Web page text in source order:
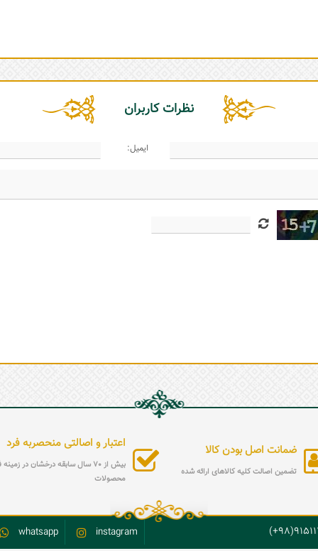
نظرات کاربران
ایمیل:
ضمانت اصل بودن کالا
تضمین اصالت کلیه کالاهای ارائه شده
اعتبار و اصالتی منحصربه فرد
بیش از 70 سال سابقه درخشان در
محصولات
instagram
whatsapp